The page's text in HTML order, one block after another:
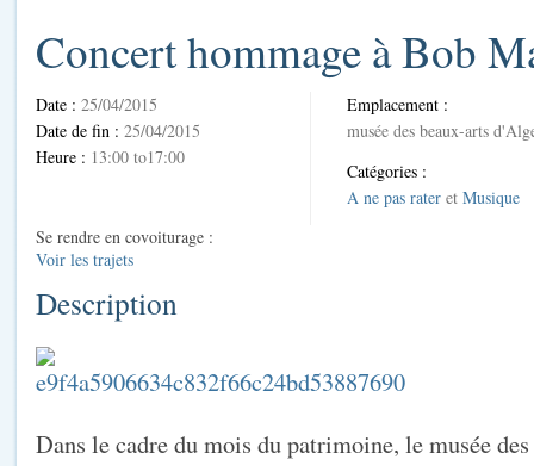
Concert hommage à Bob
Date : 25/04/2015
Date de fin : 25/04/2015
Heure : 13:00 to17:00
Emplacement :
musée des beaux-arts
Catégories :
A ne pas rater et Musique
Se rendre en covoiturage :
Voir les trajets
Description
Dans le cadre du mois du patrimoine, le musée